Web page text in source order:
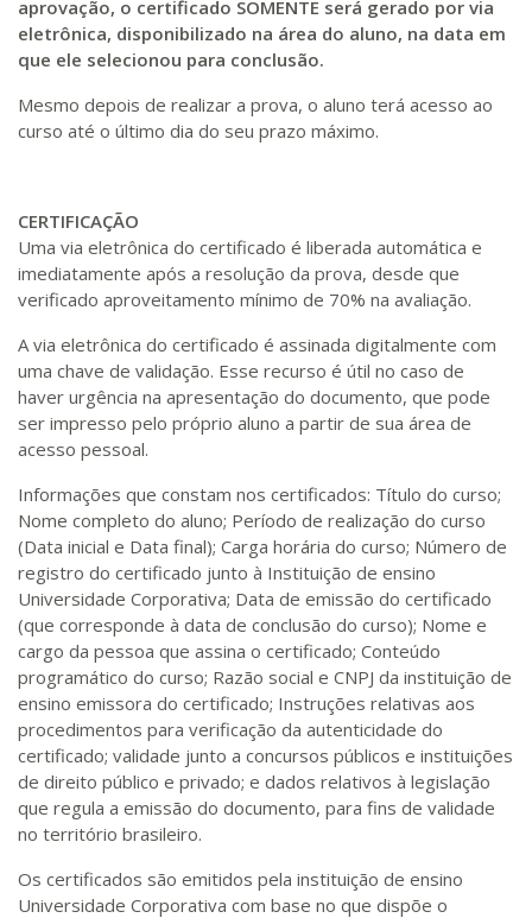
aprovação, o certificado SOMENTE será gerado por via
eletrônica, disponibilizado na área do aluno, na data em
que ele selecionou para conclusão.
Mesmo depois de realizar a prova, o aluno terá acesso ao
curso até o último dia do seu prazo máximo.
CERTIFICAÇÃO
Uma via eletrônica do certificado é liberada automática e
imediatamente após a resolução da prova, desde que
verificado aproveitamento mínimo de 70% na avaliação.
A via eletrônica do certificado é assinada digitalmente com
uma chave de validação. Esse recurso é útil no caso de
haver urgência na apresentação do documento, que pode
ser impresso pelo próprio aluno a partir de sua área de
acesso pessoal.
Informações que constam nos certificados: Título do curso;
Nome completo do aluno; Período de realização do curso
(Data inicial e Data final); Carga horária do curso; Número de
registro do certificado junto à Instituição de ensino
Universidade Corporativa; Data de emissão do certificado
(que corresponde à data de conclusão do curso); Nome e
cargo da pessoa que assina o certificado; Conteúdo
programático do curso; Razão social e CNPJ da instituição de
ensino emissora do certificado; Instruções relativas aos
procedimentos para verificação da autenticidade do
certificado; validade junto a concursos públicos e instituições
de direito público e privado; e dados relativos à legislação
que regula a emissão do documento, para fins de validade
no território brasileiro.
Os certificados são emitidos pela instituição de ensino
Universidade Corporativa com base no que dispõe o